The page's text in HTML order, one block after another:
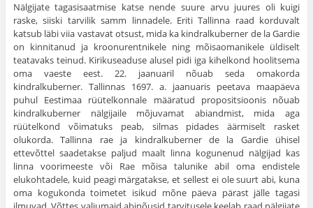
Nälgijate tagasisaatmise katse nende suure arvu juures oli kuigi
raske, siiski tarvilik samm linnadele. Eriti Tallinna raad korduvalt
katsub läbi viia vastavat otsust, mida ka kindralkuberner de la Gardie
on kinnitanud ja kroonurentnikele ning mõisaomanikele üldiselt
teatavaks teinud. Kirikuseaduse alusel pidi iga kihelkond hoolitsema
oma vaeste eest. 22. jaanuaril nõuab seda omakorda
kindralkuberner. Tallinnas 1697. a. jaanuaris peetava maapäeva
puhul Eestimaa rüütelkonnale määratud propositsioonis nõuab
kindralkuberner nälgijaile mõjuvamat abiandmist, mida aga
rüütelkond võimatuks peab, silmas pidades äärmiselt rasket
olukorda. Tallinna rae ja kindralkuberner de la Gardie ühisel
ettevõttel saadetakse paljud maalt linna kogunenud nälgijad kas
linna voorimeeste või Rae mõisa talunike abil oma endistele
elukohtadele, kuid peagi märgatakse, et sellest ei ole suurt abi, kuna
oma kogukonda toimetet isikud mõne päeva pärast jälle tagasi